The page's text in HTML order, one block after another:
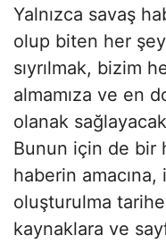
Yalnızca savaş
olup biten her
sıyrılmak, bizim
almamıza ve en
olanak
Bunun için de bir
haberin
oluşturulma
kaynaklara ve